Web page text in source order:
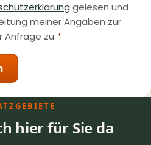
gelesen und
meiner Angaben zur
Anfrage zu.*
hier für Sie da